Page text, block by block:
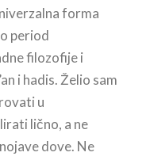
forma
period
filozofije i
i hadis. Želio sam
u
lično, a ne
dove. Ne